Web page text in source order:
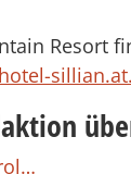
Resort